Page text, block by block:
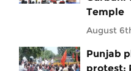
Temple
August
Punjab
protest: